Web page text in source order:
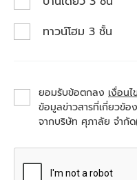
ทาวน์โฮม 3 ชั้น
ยอมรับข้อตกลง เงื่อนไ
ข้อมูลข่าวสารที่เกี่ยวข้
จากบริษัท ศุภาลัย จำกั